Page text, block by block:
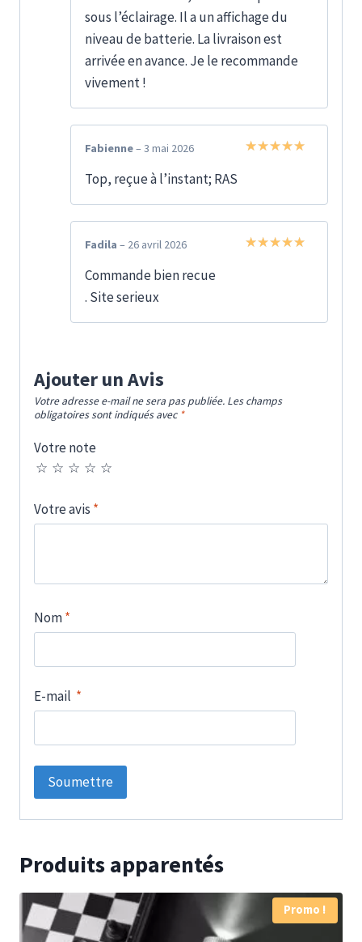
sous l’éclairage. Il a un affichage du
niveau de batterie. La livraison est
arrivée en avance. Je le recommande
vivement !
Fabienne–3 mai 2026
Top, reçue à l’instant; RAS
Fadila – 26 avril 2026
Commande bien recue
. Site serieux
Ajouter un Avis
Votre adresse e-mail ne sera pas publiée. Les champs
obligatoires sont indiqués avec *
Votre note
Votre avis *
Nom*
E-mail *
Produits apparentés
Promo !